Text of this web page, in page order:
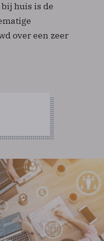
huis is de
over een zeer